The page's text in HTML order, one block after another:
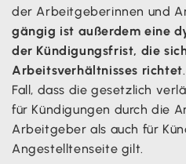
der Arbeitgeberinnen und
gängig ist außerdem eine
der Kündigungsfrist, die
Arbeitsverhältnisses richtet
Fall, dass die gesetzlich
für Kündigungen durch die
Arbeitgeber als auch für
Angestelltenseite gilt.